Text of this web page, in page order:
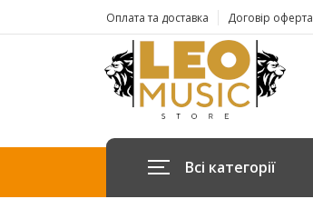
Оплата та доставка Договір оферта
Всі категорії